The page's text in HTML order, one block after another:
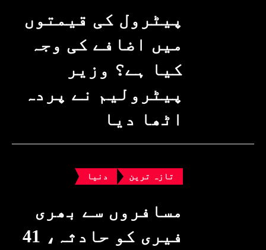
پیٹرول کی قیمتوں
میں اضافے کی وجہ
کیا ہے؟ وزیرِ
پیٹرولیم نے پردہ
اٹھا دیا
تازہ ترین دنیا
مسافروں سے بھری
فیری کو حادثہ، 41